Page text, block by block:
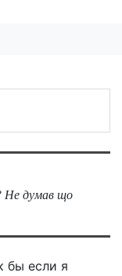
Не думав що
бы если я